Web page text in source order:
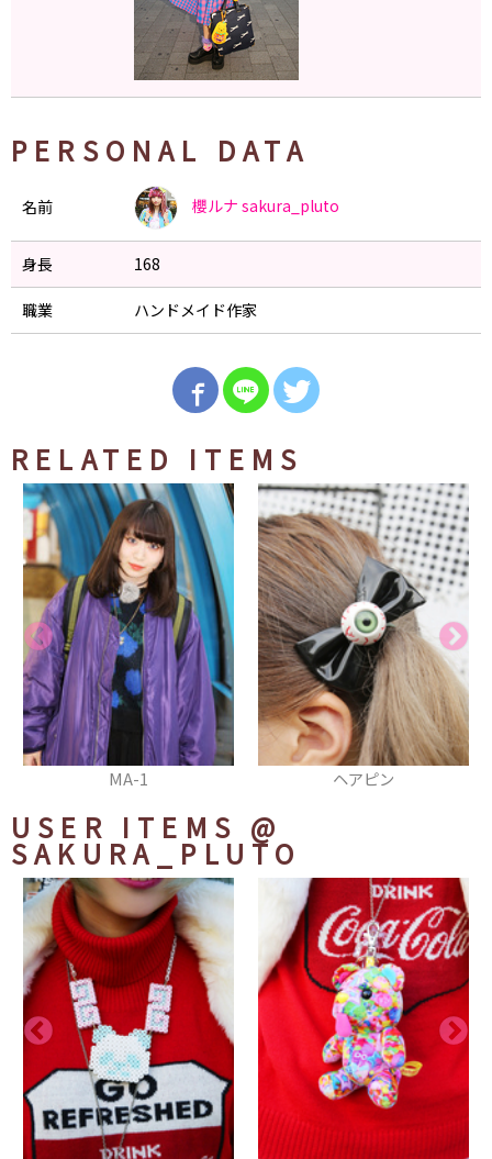
PERSONAL DATA
名前 櫻ルナ sakura_pluto
身長 168
職業 ハンドメイド作家
RELATED ITEMS
MA-1 ヘアピン
USER ITEMS @
SAKURA_PLUTO